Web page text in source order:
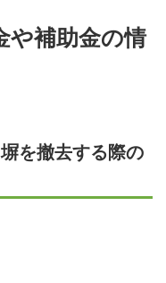
や補助金の情
を撤去する際の